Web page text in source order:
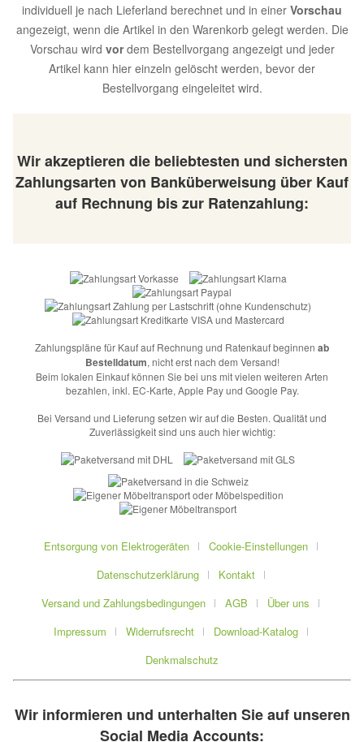
individuell je nach Lieferland berechnet und in einer Vorschau
angezeigt, wenn die Artikel in den Warenkorb gelegt werden. Die
Vorschau wird vordem Bestellvorgang angezeigt und jeder
Artikel kann hier einzeln gelöscht werden, bevor der
Bestellvorgang eingeleitet wird.
Wir akzeptieren die beliebtesten und sichersten
Zahlungsarten von Banküberweisung über Kauf
auf Rechnung bis zur Ratenzahlung:
Zahlungspläne für Kauf auf Rechnung und Ratenkauf beginnen ab
Bestelldatum, nicht erst nach dem Versand!
Beim lokalen Einkauf können Sie bei uns mit vielen weiteren Arten
bezahlen, inkl. EC-Karte, Apple Pay und Google Pay.
Bei Versand und Lieferung setzen wir auf die Besten. Qualität und
Zuverlässigkeit sind uns auch hier wichtig:
Entsorgung von Elektrogeräten
Cookie-Einstellungen
Datenschutzerklärung
Kontakt
Versand und Zahlungsbedingungen
AGB
Über uns
Impressum
Widerrufsrecht
Download-Katalog
Denkmalschutz
Wir informieren und unterhalten Sie auf unseren
Social Media Accounts: